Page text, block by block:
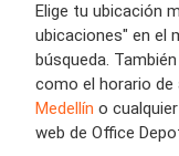
Elige tu ubicación
ubicaciones" en el
búsqueda.
como el horario de
Medellín o
web de Office